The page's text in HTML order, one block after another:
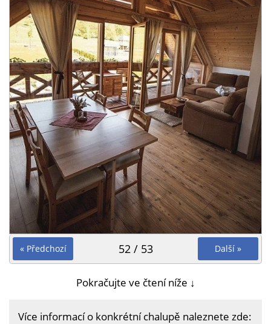
« Předchozí Další »
52 / 53
Pokračujte ve čtení níže ↓
Více informací o konkrétní chalupě naleznete zde: